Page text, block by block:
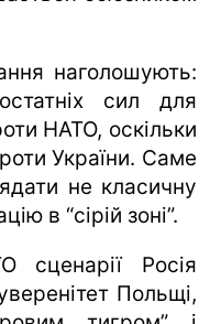
наголошують:
сил для
НАТО, оскільки
України. Саме
не класичну
в “сірій зоні”.
Росія
Польщі,